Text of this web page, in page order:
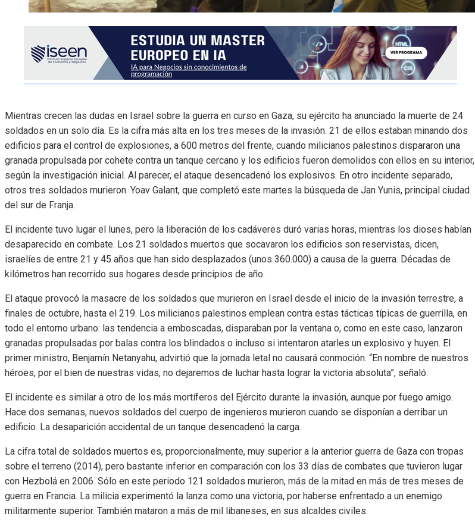
Mientras crecen las dudas en Israel sobre la guerra en curso en Gaza, su ejército ha anunciado la muerte de 24
soldados en un solo día. Es la cifra más alta en los tres meses de la invasión. 21 de ellos estaban minando dos
edificios para el control de explosiones, a 600 metros del frente, cuando milicianos palestinos dispararon una
granada propulsada por cohete contra un tanque cercano y los edificios fueron demolidos con ellos en su interior,
según la investigación inicial. Al parecer, el ataque desencadenó los explosivos. En otro incidente separado,
otros tres soldados murieron. Yoav Galant, que completó este martes la búsqueda de Jan Yunis, principal ciudad
del sur de Franja.
El incidente tuvo lugar el lunes, pero la liberación de los cadáveres duró varias horas, mientras los dioses habían
desaparecido en combate. Los 21 soldados muertos que socavaron los edificios son reservistas, dicen,
israelíes de entre 21 y 45 años que han sido desplazados (unos 360.000) a causa de la guerra. Décadas de
kilómetros han recorrido sus hogares desde principios de año.
El ataque provocó la masacre de los soldados que murieron en Israel desde el inicio de la invasión terrestre, a
finales de octubre, hasta el 219. Los milicianos palestinos emplean contra estas tácticas típicas de guerrilla, en
todo el entorno urbano: las tendencia a emboscadas, disparaban por la ventana o, como en este caso, lanzaron
granadas propulsadas por balas contra los blindados o incluso si intentaron atarles un explosivo y huyen. El
primer ministro, Benjamín Netanyahu, advirtió que la jornada letal no causará conmoción. “En nombre de nuestros
héroes, por el bien de nuestras vidas, no dejaremos de luchar hasta lograr la victoria absoluta”, señaló.
El incidente es similar a otro de los más mortíferos del Ejército durante la invasión, aunque por fuego amigo.
Hace dos semanas, nuevos soldados del cuerpo de ingenieros murieron cuando se disponían a derribar un
edificio. La desaparición accidental de un tanque desencadenó la carga.
La cifra total de soldados muertos es, proporcionalmente, muy superior a la anterior guerra de Gaza con tropas
sobre el terreno (2014), pero bastante inferior en comparación con los 33 días de combates que tuvieron lugar
con Hezbolá en 2006. Sólo en este periodo 121 soldados murieron, más de la mitad en más de tres meses de
guerra en Francia. La milicia experimentó la lanza como una victoria, por haberse enfrentado a un enemigo
militarmente superior. También mataron a más de mil libaneses, en sus alcaldes civiles.